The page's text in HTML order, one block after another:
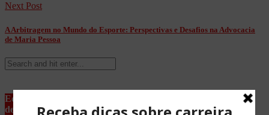
Next Post
A Arbitragem no Mundo do Esporte: Perspectivas e Desafios na Advocacia
de Maria Pessoa
Equipe Advocacia Maria Pessoa
de Lima